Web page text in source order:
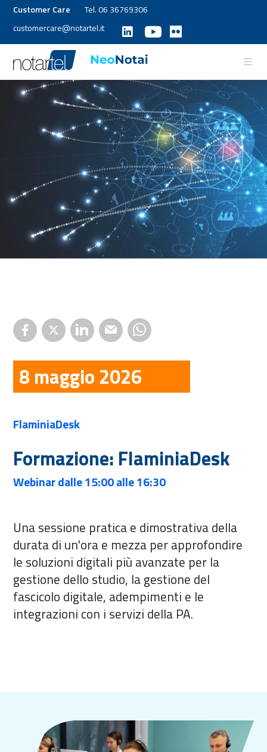
Customer Care
Tel. 06 36769306
customercare@notartel.it
8 maggio 2026
FlaminiaDesk
Formazione: FlaminiaDesk
Webinar dalle 15:00 alle 16:30
Una sessione pratica e dimostrativa della
durata di un'ora e mezza per approfondire
le soluzioni digitali più avanzate per la
gestione dello studio, la gestione del
fascicolo digitale, adempimenti e le
integrazioni con i servizi della PA.